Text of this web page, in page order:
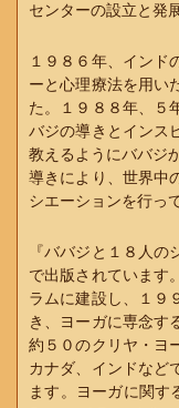
センターの設立と発
１９８６年、インド
ーと心理療法を用い
た。１９８８年、５
バジの導きとインス
教えるようにババジ
導きにより、世界中
シエーションを行っ
『ババジと１８人
で出版されています
ラムに建設し、１９
き、ヨーガに専念す
約５０のクリヤ・ヨ
カナダ、インドなど
ます。ヨーガに関す